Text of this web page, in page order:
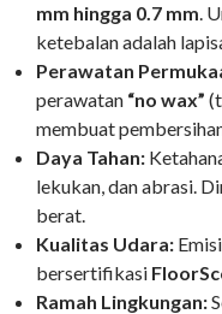
mm hingga 0.7 mm.
ketebalan adalah
Perawatan
perawatan “no wax”
membuat
Daya Tahan:
lekukan, dan abrasi.
berat.
Kualitas Udara:
bersertifikasi
Ramah Lingkungan: